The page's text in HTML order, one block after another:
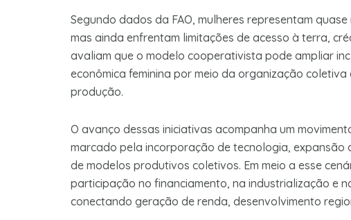
Segundo dados da FAO, mulheres representam
mas ainda enfrentam limitações de acesso à terra,
avaliam que o modelo cooperativista pode ampliar
econômica feminina por meio da organização
produção.
O avanço dessas iniciativas acompanha um
marcado pela incorporação de tecnologia,
de modelos produtivos coletivos. Em meio a esse
participação no financiamento, na industrialização e
conectando geração de renda, desenvolvimento